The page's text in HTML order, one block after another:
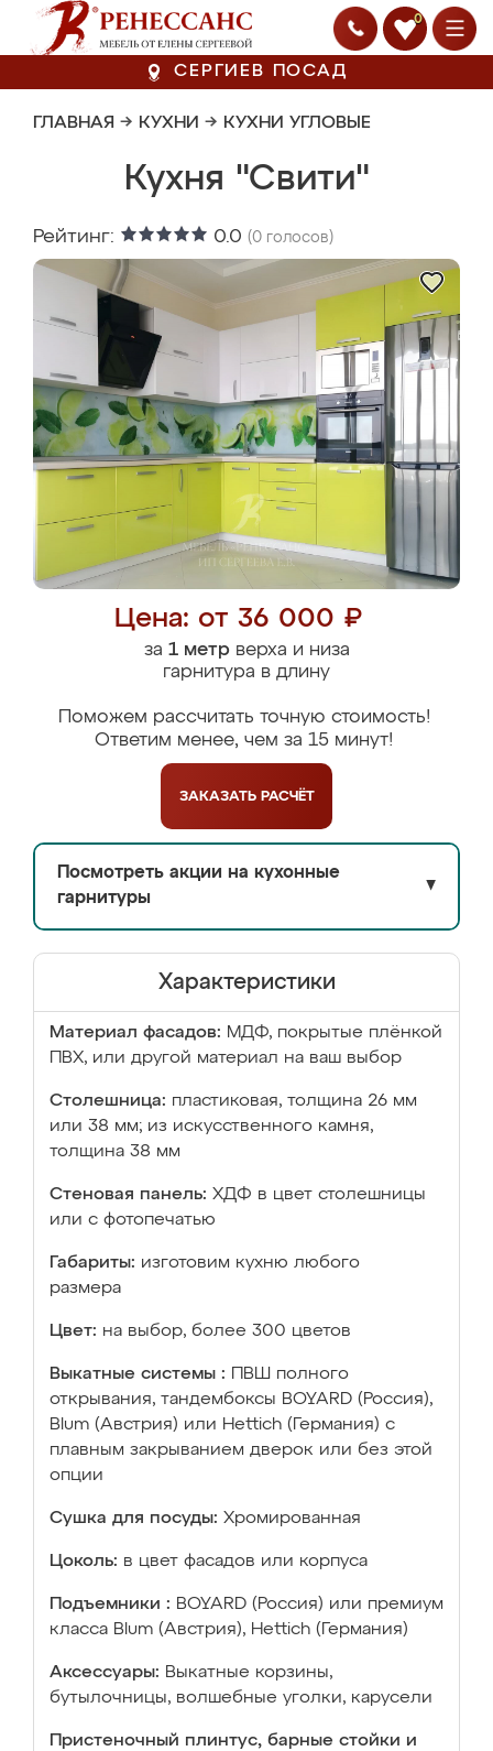
0
СЕРГИЕВ ПОСАД
ГЛАВНАЯ → КУХНИ → КУХНИ УГЛОВЫЕ
Кухня "Свити"
Рейтинг: 0.0 (0 голосов)
Цена: от 36 000 ₽
за 1 метрверха и низа
гарнитура в длину
Поможем рассчитать точную стоимость!
Ответим менее, чем за 15 минут!
ЗАКАЗАТЬ РАСЧЁТ
Посмотреть акции на кухонные
гарнитуры
▼
Характеристики
Материал фасадов: МДФ, покрытые плёнкой
ПВХ, или другой материал на ваш выбор
Столешница: пластиковая, толщина 26 мм
или 38 мм; из искусственного камня,
толщина 38 мм
Стеновая панель: ХДФ в цвет столешницы
или с фотопечатью
Габариты: изготовим кухню любого
размера
Цвет: на выбор, более 300 цветов
Выкатные системы :
ПВШ полного
открывания, тандембоксы BOYARD (Россия),
Blum (Австрия) или Hettich (Германия) с
плавным закрыванием дверок или без этой
опции
Сушка для посуды: Хромированная
Цоколь: в цвет фасадов или корпуса
Подъемники : BOYARD (Россия) или премиум
класса Blum (Австрия), Hettich (Германия)
Аксессуары: Выкатные корзины,
бутылочницы, волшебные уголки, карусели
Пристеночный плинтус, барные стойки и